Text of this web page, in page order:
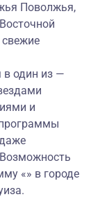
Поволжья,
в один из —
и
«» в городе